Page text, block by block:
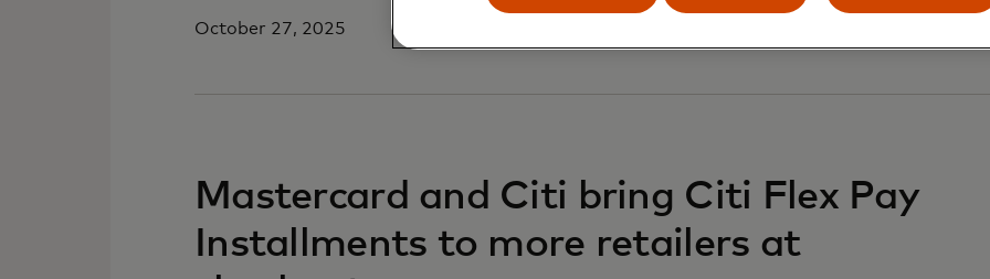
October 27, 2025
Mastercard and Citi bring Citi Flex Pay
Installments to more retailers at